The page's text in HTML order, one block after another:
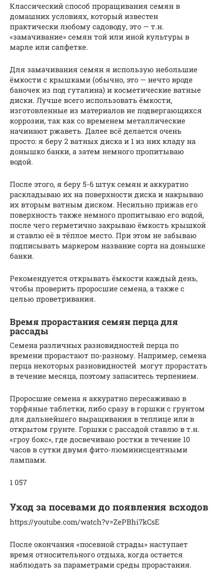
Классический способ проращивания семян в
домашних условиях, который известен
практически любому садоводу, это — т.н.
«замачивание» семян той или иной культуры в
марле или салфетке.
Для замачивания семян я использую небольшие
ёмкости с крышками (обычно, это — нечто вроде
баночек из под гуталина) и косметические ватные
диски. Лучше всего использовать ёмкости,
изготовленные из материалов не подвергающихся
коррозии, так как со временем металлические
начинают ржаветь. Далее всё делается очень
просто: я беру 2 ватных диска и 1 из них кладу на
донышко банки, а затем немного пропитываю
водой.
После этого, я беру 5-6 штук семян и аккуратно
раскладываю их на поверхности диска и накрываю
их вторым ватным диском. Несильно прижав его
поверхность также немного пропитываю его водой,
после чего герметично закрываю ёмкость крышкой
и ставлю её в тёплое место. При этом не забываю
подписывать маркером название сорта на донышке
банки.
Рекомендуется открывать ёмкости каждый день,
чтобы проверить проросшие семена, а также с
целью проветривания.
Время прорастания семян перца для
рассады
Семена различных разновидностей перца по
времени прорастают по-разному. Например, семена
перца некоторых разновидностей могут прорастать
в течение месяца, поэтому запаситесь терпением.
Проросшие семена я аккуратно пересаживаю в
торфяные таблетки, либо сразу в горшки с грунтом
для дальнейшего выращивания в теплице или в
открытом грунте. Горшки с рассадой ставлю в т.н.
«гроу бокс», где досвечиваю ростки в течение 10
часов в сутки двумя фито-люминисцентными
лампами.
1 057
Уход за посевами до появления всходов
https://youtube.com/watch?v=ZePBhi7kCsE
После окончания «посевной страды» наступает
время относительного отдыха, когда остается
наблюдать за параметрами среды прорастания.